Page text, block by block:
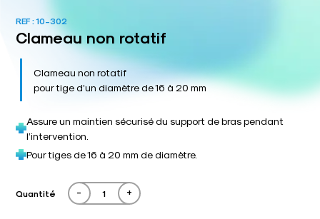
REF :10-302
Clameau non rotatif
Clameau non rotatif
pour tige d’un diamètre de 16 à 20 mm
Assure un maintien sécurisé du support de bras pendant
l’intervention.
Pour tiges de 16 à 20 mm de diamètre.
Quantité - +